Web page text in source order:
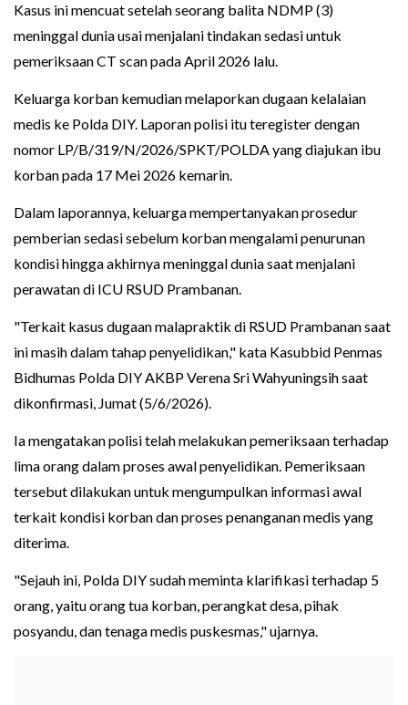
Kasus ini mencuat setelah seorang balita NDMP (3)
meninggal dunia usai menjalani tindakan sedasi untuk
pemeriksaan CT scan pada April 2026 lalu.
Keluarga korban kemudian melaporkan dugaan kelalaian
medis ke Polda DIY. Laporan polisi itu teregister dengan
nomor LP/B/319/N/2026/SPKT/POLDA yang diajukan ibu
korban pada 17 Mei 2026 kemarin.
Dalam laporannya, keluarga mempertanyakan prosedur
pemberian sedasi sebelum korban mengalami penurunan
kondisi hingga akhirnya meninggal dunia saat menjalani
perawatan di ICU RSUD Prambanan.
"Terkait kasus dugaan malapraktik di RSUD Prambanan saat
ini masih dalam tahap penyelidikan," kata Kasubbid Penmas
Bidhumas Polda DIY AKBP Verena Sri Wahyuningsih saat
dikonfirmasi, Jumat (5/6/2026).
Ia mengatakan polisi telah melakukan pemeriksaan terhadap
lima orang dalam proses awal penyelidikan. Pemeriksaan
tersebut dilakukan untuk mengumpulkan informasi awal
terkait kondisi korban dan proses penanganan medis yang
diterima.
"Sejauh ini, Polda DIY sudah meminta klarifikasi terhadap 5
orang, yaitu orang tua korban, perangkat desa, pihak
posyandu, dan tenaga medis puskesmas," ujarnya.